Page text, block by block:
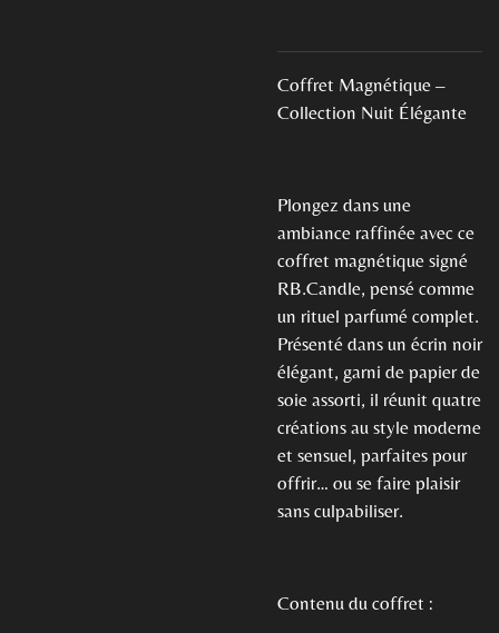
Coffret Magnétique –
Collection Nuit Élégante
Plongez dans une
ambiance raffinée avec ce
coffret magnétique signé
RB.Candle, pensé comme
un rituel parfumé complet.
Présenté dans un écrin noir
élégant, garni de papier de
soie assorti, il réunit quatre
créations au style moderne
et sensuel, parfaites pour
offrir… ou se faire plaisir
sans culpabiliser.
Contenu du coffret :